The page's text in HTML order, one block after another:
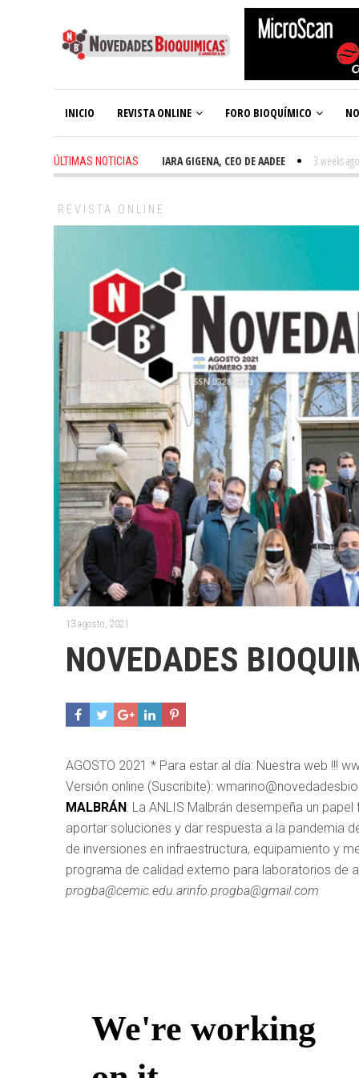
INICIO REVISTA ONLINE FORO BIOQUÍMICO
ÚLTIMAS NOTICIAS
2 weeks ago - TAMARA GIGENA, CEO DE AADEE 3 weeks ago -
REVISTA ONLINE
13 agosto, 2021
NOVEDADES
AGOSTO 2021 * Para estar al día: Nuestra web !!!
Versión online (Suscribite):
MALBRÁN : La ANLIS Malbrán desempeña un
aportar soluciones y dar respuesta a la pandemia
de inversiones en infraestructura, equipamiento y
programa de calidad externo para laboratorios de
progba@cemic.edu.arinfo.progba@gmail.com